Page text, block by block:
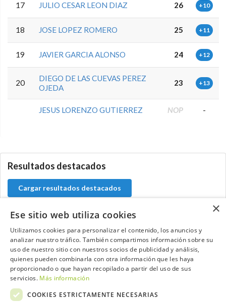
17 JULIO CESAR LEON DIAZ 26 +10
18 JOSE LOPEZ ROMERO 25 +11
19 JAVIER GARCIA ALONSO 24 +12
20
DIEGO DE LAS CUEVAS PEREZ
OJEDA
23 +13
JESUS LORENZO GUTIERREZ NOP -
Resultados destacados
Cargar resultados destacados
Contacta con el equipo de NextCaddy
Opina Contacta
×
Ese sitio web utiliza cookies
Utilizamos cookies para personalizar el contenido, los anuncios y
analizar nuestro tráfico. También compartimos información sobre su
uso de nuestro sitio con nuestros socios de publicidad y análisis,
quienes pueden combinarla con otra información que les haya
proporcionado o que hayan recopilado a partir del uso de sus
servicios. Más información
COOKIES ESTRICTAMENTE NECESARIAS